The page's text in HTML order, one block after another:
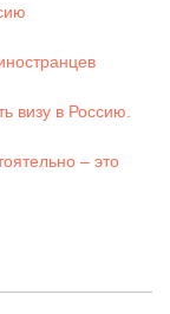
визу в Россию.
– это